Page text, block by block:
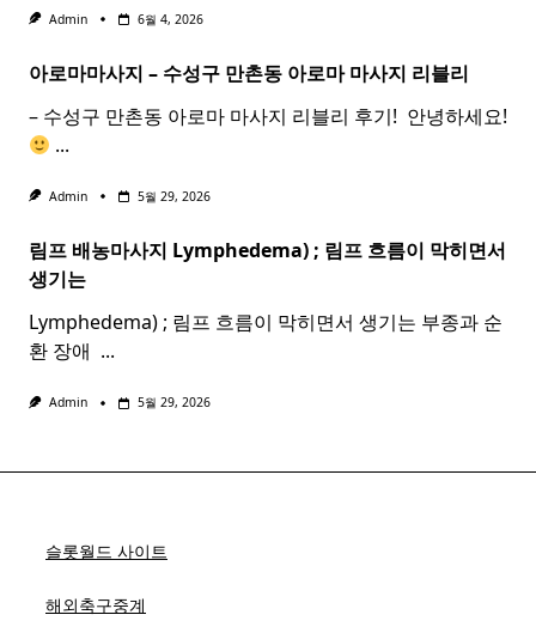
Admin 6월 4, 2026
아로마마사지 – 수성구 만촌동 아로마 마사지 리블리
– 수성구 만촌동 아로마 마사지 리블리 후기! ​ 안녕하세요!
...
Admin 5월 29, 2026
림프 배농마사지 Lymphedema) ; 림프 흐름이 막히면서
생기는
Lymphedema) ; 림프 흐름이 막히면서 생기는 부종과 순
환 장애 ​ ...
Admin 5월 29, 2026
슬롯월드 사이트
해외축구중계